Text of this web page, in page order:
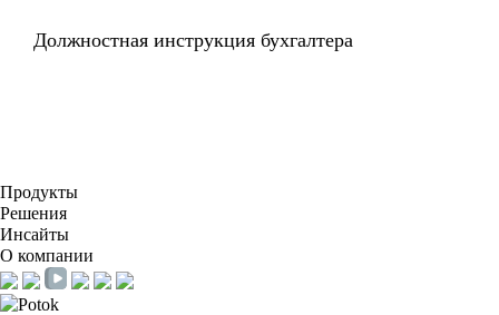
Должностная инструкция бухгалтера
Продукты
Решения
Инсайты
О компании